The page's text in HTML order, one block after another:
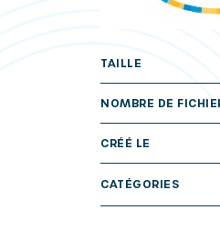
TAILLE
NOMBRE DE
CRÉÉ LE
CATÉGORIES